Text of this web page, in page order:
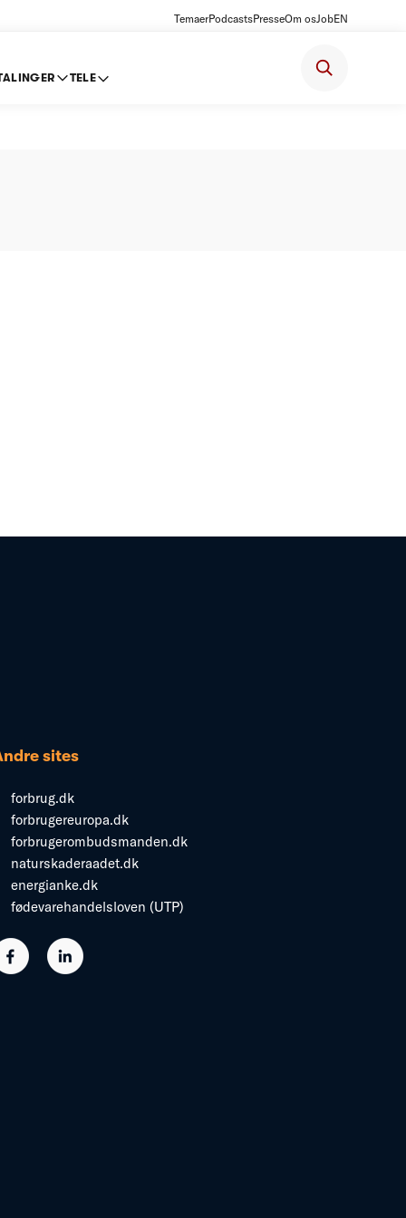
TemaerPodcastsPresseOm osJobEN
TELE
sites
forbrug.dk
forbrugereuropa.dk
forbrugerombudsmanden.dk
naturskaderaadet.dk
energianke.dk
fødevarehandelsloven (UTP)